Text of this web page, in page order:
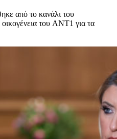
από το κανάλι του
του ANT1 για τα